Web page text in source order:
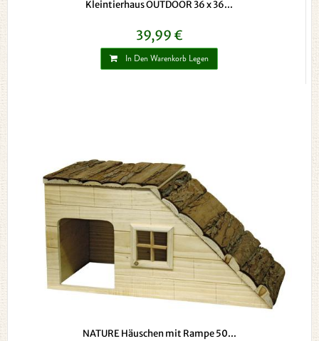
Kleintierhaus OUTDOOR 36 x 36...
39,99 €
In Den Warenkorb Legen
NATURE Häuschen mit Rampe 50...